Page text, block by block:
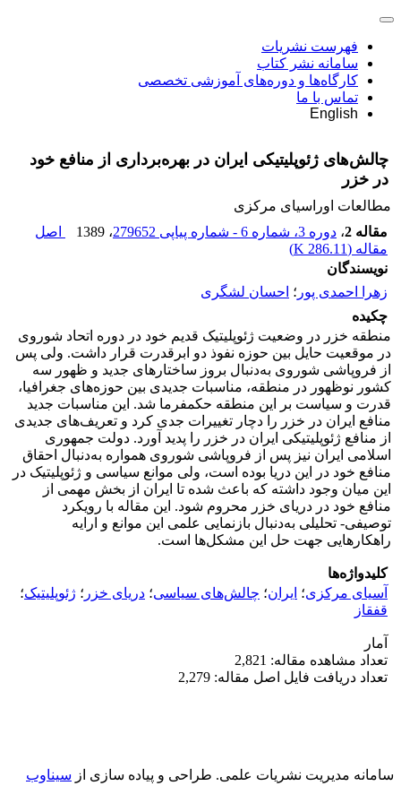
فهرست نشریات
سامانه نشر کتاب
کارگاه‌ها و دوره‌های آموزشی تخصصی
تماس با ما
English
چالش‌های ژئوپلیتیکی ایران در بهره‌برداری از منافع خود
در خزر
مطالعات اوراسیای مرکزی
مقاله 2
، دوره 3، شماره 6 - شماره پیاپی 279652 ، 1389
اصل
مقاله (286.11 K
)
نویسندگان
زهرا احمدی پور ؛ احسان لشگری
چکیده
منطقه خزر در وضعیت ژئوپلیتیک قدیم خود در دوره اتحاد شوروی
در موقعیت حایل بین حوزه نفوذ دو ابرقدرت قرار داشت. ولی پس
از فروپاشی شوروی به‌دنبال بروز ساختارهای جدید و ظهور سه
کشور نوظهور در منطقه، مناسبات جدیدی بین حوزه‌های جغرافیا،
قدرت و سیاست بر این منطقه حکمفرما شد. این مناسبات جدید
منافع ایران در خزر را دچار تغییرات جدی کرد و تعریف‌های جدیدی
از منافع ژئوپلیتیکی ایران در خزر را پدید آورد. دولت جمهوری
اسلامی ایران نیز پس از فروپاشی شوروی همواره به‌دنبال احقاق
منافع خود در این دریا بوده است، ولی موانع سیاسی و ژئوپلیتیک در
این میان وجود داشته که باعث شده تا ایران از بخش مهمی از
منافع خود در دریای خزر محروم شود. این مقاله با رویکرد
توصیفی- تحلیلی به‌دنبال بازنمایی علمی این موانع و ارایه
راهکارهایی جهت حل این مشکل‌ها است.
کلیدواژه‌ها
آسیای مرکزی؛ ایران؛ چالش‌های سیاسی؛ دریای خزر ؛ ژئوپلیتیک؛
قفقاز
آمار
تعداد مشاهده مقاله: 2,821
تعداد دریافت فایل اصل مقاله: 2,279
سامانه مدیریت نشریات علمی. طراحی و پیاده سازی از سیناوب